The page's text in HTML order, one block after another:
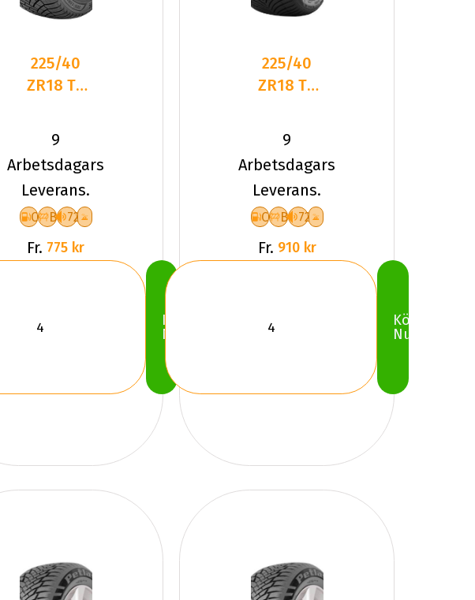
225/40
ZR18 TL
LANDSAIL
4-
SEASONS
3 XL
9
Arbetsdagars
Leverans.
C B 72
Fr. 775 kr
Köp
Nu
225/40
ZR18 TL
KUMHO
SOLUS 4S
HA32 XL
9
Arbetsdagars
Leverans.
C B 72
Fr. 910 kr
Köp
Nu